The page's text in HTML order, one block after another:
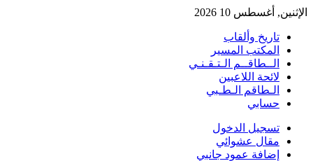
الإثنين, أغسطس 10 2026
تاريخ وألقاب
المكتب المسير
الــطاقــم الـتـقـنـي
لائحة اللاعبين
الـطاقم الـطـبي
حسابي
تسجيل الدخول
مقال عشوائي
إضافة عمود جانبي